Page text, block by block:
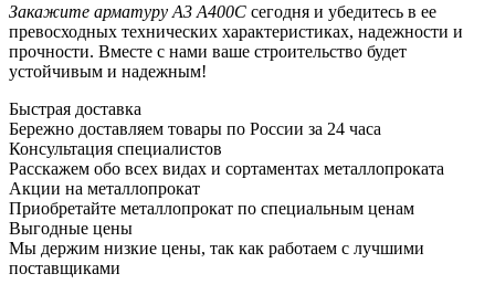
Закажите арматуру А3 А400С сегодня и убедитесь в ее
превосходных технических характеристиках, надежности и
прочности. Вместе с нами ваше строительство будет
устойчивым и надежным!
Быстрая доставка
Бережно доставляем товары по России за 24 часа
Консультация специалистов
Расскажем обо всех видах и сортаментах металлопроката
Акции на металлопрокат
Приобретайте металлопрокат по специальным ценам
Выгодные цены
Мы держим низкие цены, так как работаем с лучшими
поставщиками